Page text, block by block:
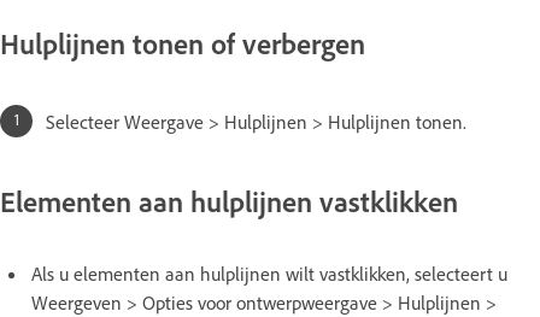
Hulplijnen tonen of verbergen
Selecteer Weergave > Hulplijnen > Hulplijnen tonen.
Elementen aan hulplijnen vastklikken
Als u elementen aan hulplijnen wilt vastklikken, selecteert u
Weergeven > Opties voor ontwerpweergave > Hulplijnen >